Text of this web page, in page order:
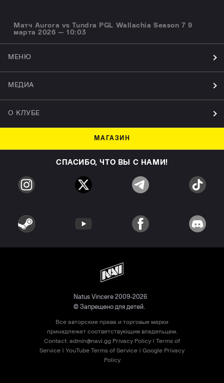
Матч Aurora vs Tundra PGL Wallachia Season 7 9
марта 2026 — 10:03
МЕНЮ
МЕДИА
О КЛУБЕ
МАГАЗИН
СПАСИБО, ЧТО ВЫ С НАМИ!
Natus Vincere 2009-2026
© Запрещено для детей.
Все авторские права и торговые марки
принадлежат соответствующим владельцам.
Contact: admin@navi.gg Privacy Policy | Terms of
Service | YouTube Terms of Service | Google Privacy
Policy